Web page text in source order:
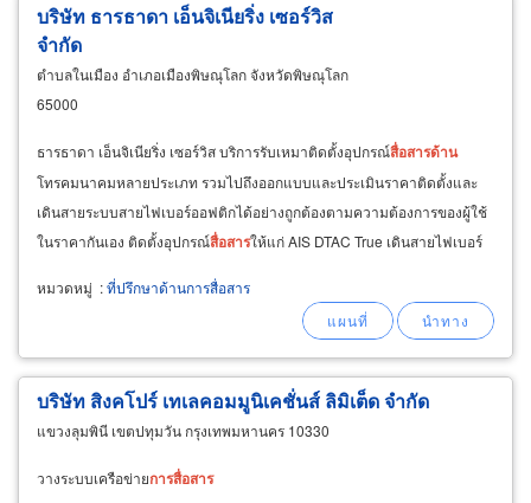
บริษัท ธารธาดา เอ็นจิเนียริ่ง เซอร์วิส
จำกัด
ตำบลในเมือง อำเภอเมืองพิษณุโลก จังหวัดพิษณุโลก
65000
ธารธาดา เอ็นจิเนียริ่ง เซอร์วิส บริการรับเหมาติดตั้งอุปกรณ์สื่อสารด้าน
โทรคมนาคมหลายประเภท รวมไปถึงออกแบบและประเมินราคาติดตั้งและ
เดินสายระบบสายไฟเบอร์ออฟติกได้อย่างถูกต้องตามความต้องการของผู้ใช้
ในราคากันเอง ติดตั้งอุปกรณ์สื่อสารให้แก่ AIS DTAC True เดินสายไฟเบอร์
หมวดหมู่ :ที่ปรึกษาด้านการสื่อสาร
บริษัท สิงคโปร์ เทเลคอมมูนิเคชั่นส์ ลิมิเต็ด จำกัด
แขวงลุมพินี เขตปทุมวัน กรุงเทพมหานคร 10330
วางระบบเครือข่ายการสื่อสาร